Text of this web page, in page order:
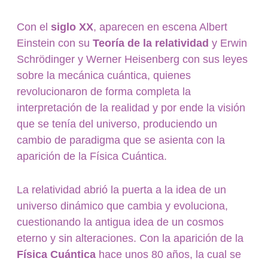
Con el siglo XX, aparecen en escena Albert
Einstein con su Teoría de la relatividad y Erwin
Schrödinger y Werner Heisenberg con sus leyes
sobre la mecánica cuántica, quienes
revolucionaron de forma completa la
interpretación de la realidad y por ende la visión
que se tenía del universo, produciendo un
cambio de paradigma que se asienta con la
aparición de la Física Cuántica.
La relatividad abrió la puerta a la idea de un
universo dinámico que cambia y evoluciona,
cuestionando la antigua idea de un cosmos
eterno y sin alteraciones. Con la aparición de la
Física Cuánticahace unos 80 años, la cual se